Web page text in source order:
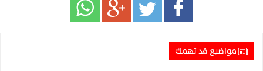
مواضيع قد تهمك